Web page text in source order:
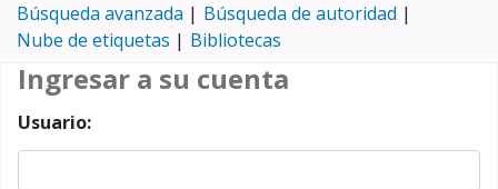
Búsqueda avanzada
Búsqueda de autoridad
Nube de etiquetas
Bibliotecas
Ingresar a su cuenta
Usuario: